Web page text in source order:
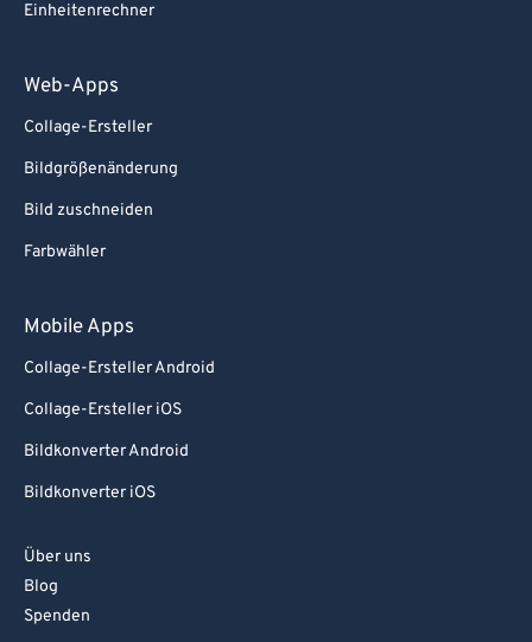
Einheitenrechner
Web-Apps
Collage-Ersteller
Bildgrößenänderung
Bild zuschneiden
Farbwähler
Mobile Apps
Collage-Ersteller Android
Collage-Ersteller iOS
Bildkonverter Android
Bildkonverter iOS
Über uns
Blog
Spenden